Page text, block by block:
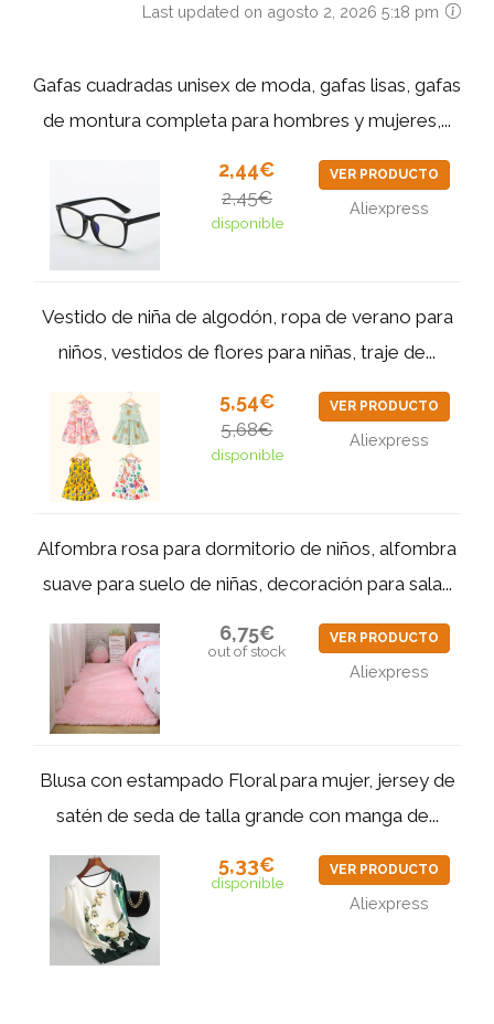
Last updated on agosto 2, 2026 5:18 pm
Gafas cuadradas unisex de moda, gafas lisas, gafas
de montura completa para hombres y mujeres,...
2,44€
2,45€
disponible
VER PRODUCTO
Aliexpress
Vestido de niña de algodón, ropa de verano para
niños, vestidos de flores para niñas, traje de...
5,54€
5,68€
disponible
VER PRODUCTO
Aliexpress
Alfombra rosa para dormitorio de niños, alfombra
suave para suelo de niñas, decoración para sala...
6,75€
out of stock
VER PRODUCTO
Aliexpress
Blusa con estampado Floral para mujer, jersey de
satén de seda de talla grande con manga de...
5,33€
disponible
VER PRODUCTO
Aliexpress